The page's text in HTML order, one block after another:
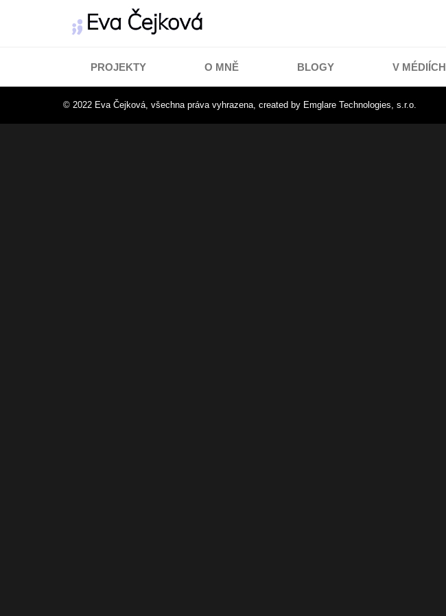
PROJEKTY O MNĚ BLOGY V MÉDIÍCH
© 2022 Eva Čejková, všechna práva vyhrazena, created by Emglare Technologies, s.r.o.